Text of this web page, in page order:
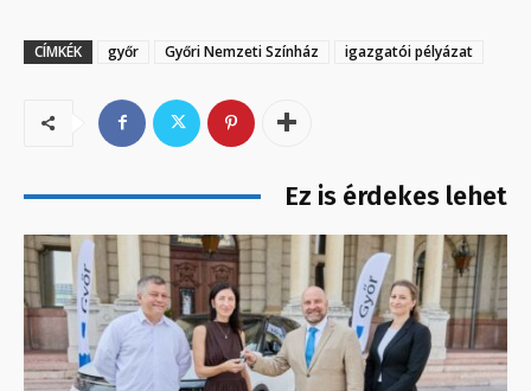
CÍMKÉK győr Győri Nemzeti Színház igazgatói pélyázat
Ez is érdekes lehet